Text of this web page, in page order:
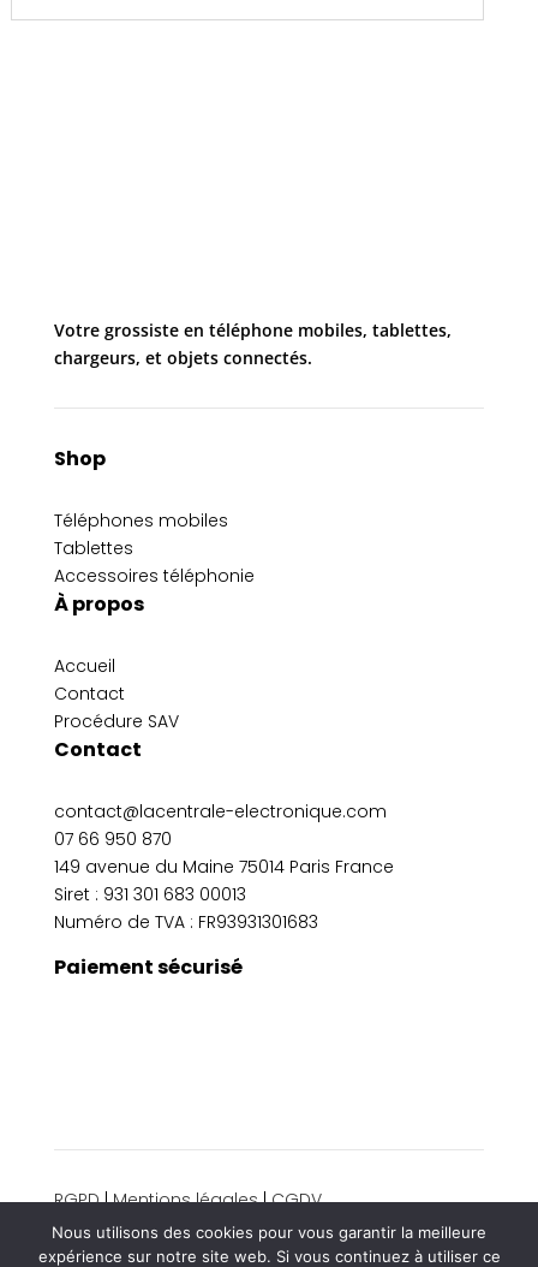
Votre grossiste en téléphone mobiles, tablettes,
chargeurs, et objets connectés.
Shop
Téléphones mobiles
Tablettes
Accessoires téléphonie
À propos
Accueil
Contact
Procédure SAV
Contact
contact@lacentrale-electronique.com
07 66 950 870
149 avenue du Maine 75014 Paris France
Siret : 931 301 683 00013
Numéro de TVA : FR93931301683
Paiement sécurisé
RGPD|Mentions légales|CGDV
© 2024 La centrale électronique. Tous droits
réservés.
Nous utilisons des cookies pour vous garantir la meilleure
expérience sur notre site web. Si vous continuez à utiliser ce